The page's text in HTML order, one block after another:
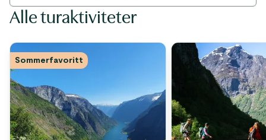
Alle turaktiviteter
Sommerfavoritt